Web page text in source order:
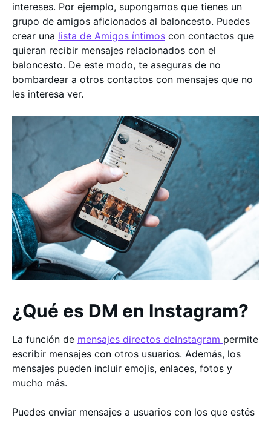
intereses. Por ejemplo, supongamos que tienes un
grupo de amigos aficionados al baloncesto. Puedes
crear una lista de Amigos íntimos con contactos que
quieran recibir mensajes relacionados con el
baloncesto. De este modo, te aseguras de no
bombardear a otros contactos con mensajes que no
les interesa ver.
¿Qué es DM en Instagram?
La función de mensajes directos deInstagram permite
escribir mensajes con otros usuarios. Además, los
mensajes pueden incluir emojis, enlaces, fotos y
mucho más.
Puedes enviar mensajes a usuarios con los que estés